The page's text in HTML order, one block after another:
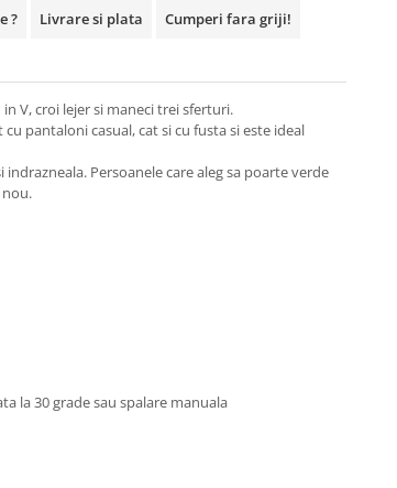
? Livrare si plata Cumperi fara griji!
V, croi lejer si maneci trei sferturi.
pantaloni casual, cat si cu fusta si este ideal
Persoanele care aleg sa poarte verde
nou.
la 30 grade sau spalare manuala